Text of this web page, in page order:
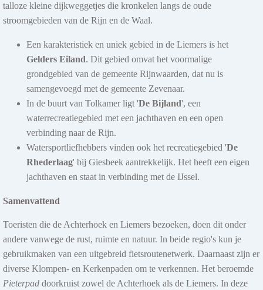
talloze kleine dijkweggetjes die kronkelen langs de oude
stroomgebieden van de Rijn en de Waal.
Een karakteristiek en uniek gebied in de Liemers is het
Gelders Eiland. Dit gebied omvat het voormalige
grondgebied van de gemeente Rijnwaarden, dat nu is
samengevoegd met de gemeente Zevenaar.
In de buurt van Tolkamer ligt 'De Bijland', een
waterrecreatiegebied met een jachthaven en een open
verbinding naar de Rijn.
Watersportliefhebbers vinden ook het recreatiegebied 'De
Rhederlaag' bij Giesbeek aantrekkelijk. Het heeft een eigen
jachthaven en staat in verbinding met de IJssel.
Samenvattend
Toeristen die de Achterhoek en Liemers bezoeken, doen dit onder
andere vanwege de rust, ruimte en natuur. In beide regio's kun je
gebruikmaken van een uitgebreid fietsroutenetwerk. Daarnaast zijn er
diverse Klompen- en Kerkenpaden om te verkennen. Het beroemde
Pieterpad doorkruist zowel de Achterhoek als de Liemers. In deze